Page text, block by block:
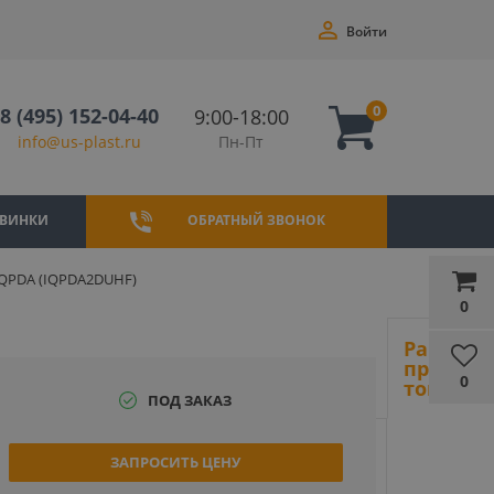
0
0
Войти
8 (495) 152-04-40
info@us-plast.ru
9:00-18:00
Пн-Пт
0
ОБРАТНЫЙ ЗВОНОК
(IQPDA2DUHF)
ПОД ЗАКАЗ
ЗАПРОСИТЬ ЦЕНУ
Ранее
товары